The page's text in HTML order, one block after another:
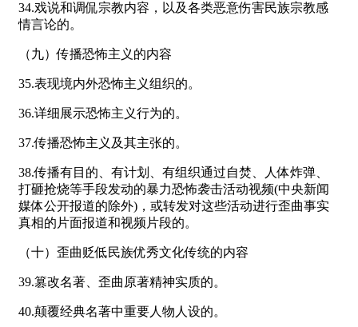
34.戏说和调侃宗教内容，以及各类恶意伤害民族宗教感
情言论的。
（九）传播恐怖主义的内容
35.表现境内外恐怖主义组织的。
36.详细展示恐怖主义行为的。
37.传播恐怖主义及其主张的。
38.传播有目的、有计划、有组织通过自焚、人体炸弹、
打砸抢烧等手段发动的暴力恐怖袭击活动视频(中央新闻
媒体公开报道的除外)，或转发对这些活动进行歪曲事实
真相的片面报道和视频片段的。
（十）歪曲贬低民族优秀文化传统的内容
39.篡改名著、歪曲原著精神实质的。
40.颠覆经典名著中重要人物人设的。